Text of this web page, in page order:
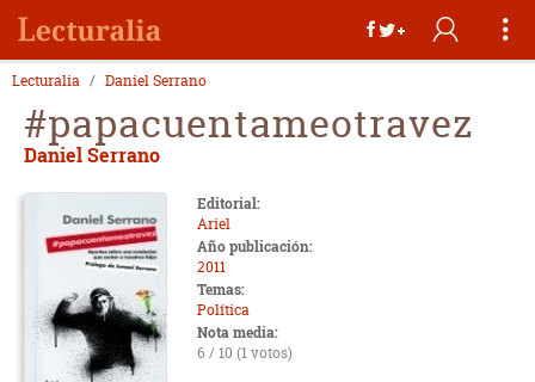
Lecturalia Daniel Serrano
#papacuentameotravez
Daniel Serrano
Editorial:
Ariel
Año publicación:
2011
Temas:
Política
Nota media:
6 / 10 (1 votos)